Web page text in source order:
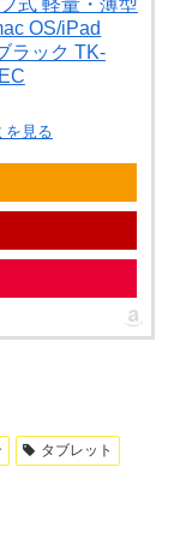
式 軽量・薄型
OS/iPad
ラック TK-
を見る
タブレット